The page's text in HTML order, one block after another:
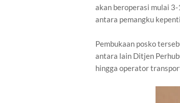
akan beroperasi mulai
antara pemangku
Pembukaan posko
antara lain Ditjen
hingga operator